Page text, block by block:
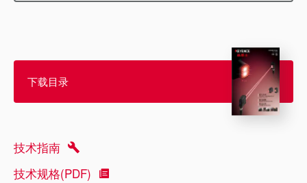
下载目录
技术指南
技术规格(PDF)